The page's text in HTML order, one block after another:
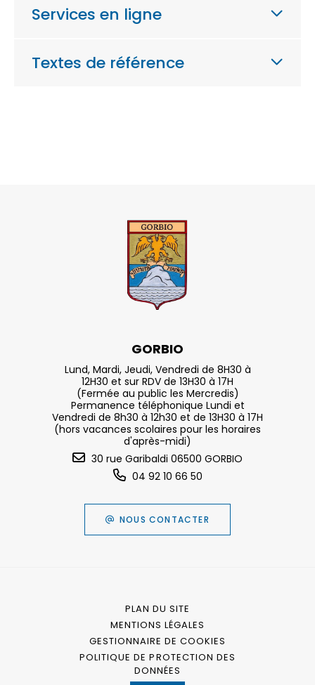
Services en ligne
Textes de référence
GORBIO
Lund, Mardi, Jeudi, Vendredi de 8H30 à
12H30 et sur RDV de 13H30 à 17H
(Fermée au public les Mercredis)
Permanence téléphonique Lundi et
Vendredi de 8h30 à 12h30 et de 13H30 à 17H
(hors vacances scolaires pour les horaires
d'après-midi)
30 rue Garibaldi 06500 GORBIO
04 92 10 66 50
NOUS CONTACTER
PLAN DU SITE
MENTIONS LÉGALES
GESTIONNAIRE DE COOKIES
POLITIQUE DE PROTECTION DES
DONNÉES